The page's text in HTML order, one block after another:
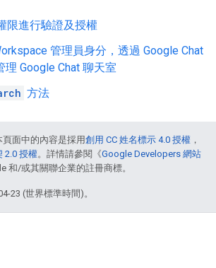
限進行驗證及授權
管理員身分，透過 Google Chat
理 Google Chat 聊天室
方法
面中的內容是採用創用 CC 姓名標示 4.0 授權 ，
2.0 授權。詳情請參閱《Google Developers 網站
和/或其關聯企業的註冊商標。
23 (世界標準時間)。